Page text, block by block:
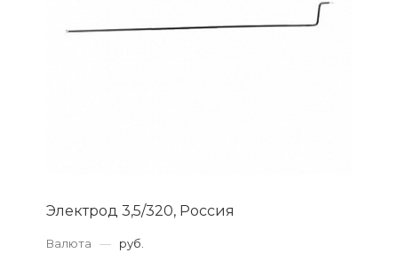
Электрод 3,5/320, Россия
Валюта — руб.